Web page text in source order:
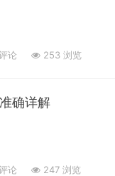
论 253 浏览
确详解
论 247 浏览